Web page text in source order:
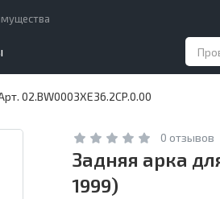
02.BW0003XE36.2CP.0.00
0 отзывов
Задняя арка
1999)